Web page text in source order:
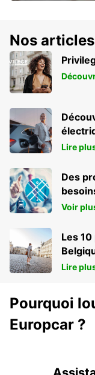
Nos
Lire
Des
Voir
Les
Lire
Pourquoi
Europcar ?